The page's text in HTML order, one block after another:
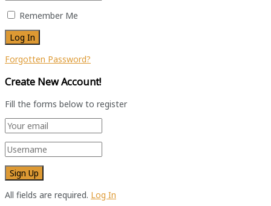
Remember Me
Forgotten Password?
Create New Account!
Fill the forms below to register
All fields are required. Log In